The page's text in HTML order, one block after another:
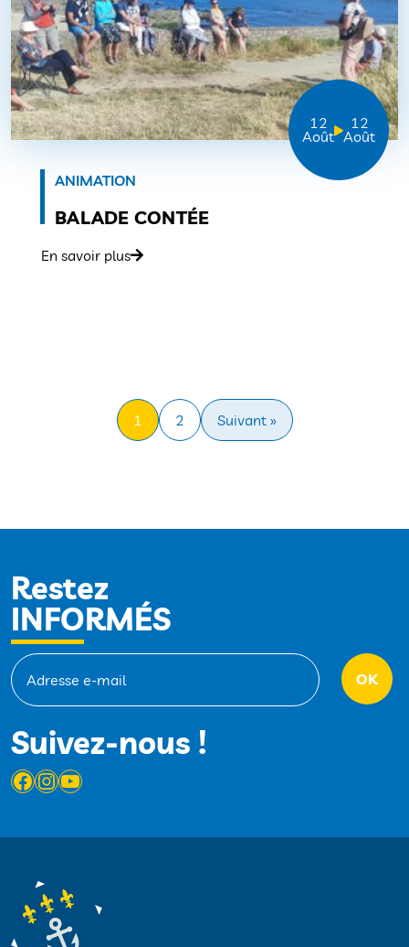
12
Août
12
Août
ANIMATION
BALADE CONTÉE
En savoir plus
1 2 Suivant »
Restez
INFORMÉS
Suivez-nous !
Facebook
Instagram
YouTube